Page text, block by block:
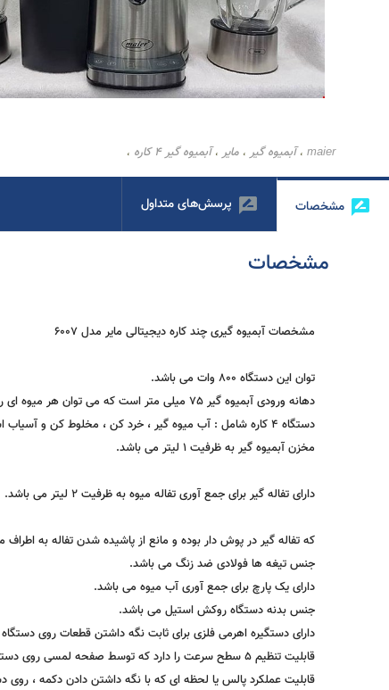
maier ،آبمیوه گیر ، مایر ،آبمیوه گیر 4 کاره ،
مشخصات پرسش‌های متداول
مشخصات
مشخصات آبمیوه گیری چند کاره دیجیتالی مایر مدل 6007
توان این دستگاه 800 وات می باشد.
دهانه ورودی آبمیوه گیر 75 میلی متر است که می توان هر میوه ای را با حداقل برش در آن قرار داد.
دستگاه 4 کاره شامل : آب میوه گیر ، خرد کن ، مخلوط کن و آسیاب است.
مخزن آبمیوه گیر به ظرفیت 1 لیتر می باشد.
دارای تفاله گیر برای جمع آوری تفاله میوه به ظرفیت 2 لیتر می باشد.
که تفاله گیر در پوش دار بوده و مانع از پاشیده شدن تفاله به اطراف
جنس تیغه ها فولادی ضد زنگ می باشد.
دارای یک پارچ برای جمع آوری آب میوه می باشد.
جنس بدنه دستگاه روکش استیل می باشد.
دارای دستگیره اهرمی فلزی برای ثابت نگه داشتن قطعات روی
قابلیت تنظیم 5 سطح سرعت را دارد که توسط صفحه لمسی روی دستگاه قابل تنظیم است.
قابلیت عملکرد پالس یا لحظه ای که با نگه داشتن دادن دکمه ، روی